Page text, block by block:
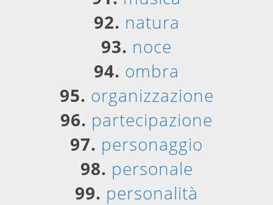
92. natura
93. noce
94. ombra
95. organizzazione
96. partecipazione
97. personaggio
98. personale
99. personalità